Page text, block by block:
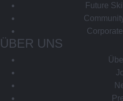
Future
ÜBER UNS